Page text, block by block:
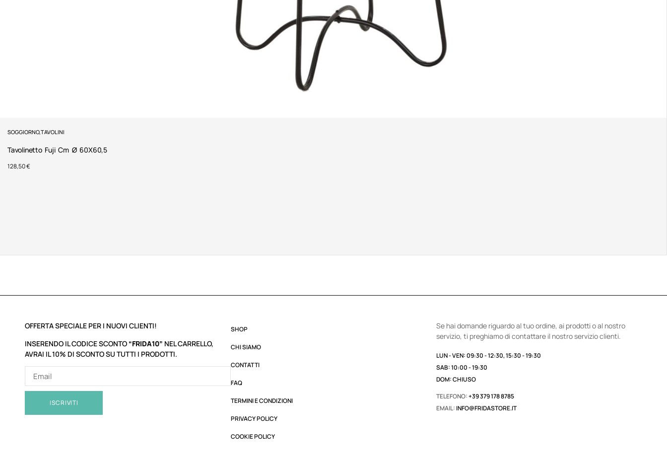
SOGGIORNO,TAVOLINI
Tavolinetto Fuji Cm Ø 60X60,5
128,50€
OFFERTA SPECIALE PER I NUOVI CLIENTI!
INSERENDO IL CODICE SCONTO “FRIDA10” NEL CARRELLO,
AVRAI IL 10% DI SCONTO SU TUTTI I PRODOTTI.
ISCRIVITI
SHOP
CHI SIAMO
CONTATTI
FAQ
TERMINI E CONDIZIONI
PRIVACY POLICY
COOKIE POLICY
Se hai domande riguardo al tuo ordine, ai prodotti o al nostro
servizio, ti preghiamo di contattare il nostro servizio clienti.
LUN - VEN: 09:30 - 12:30, 15:30 - 19:30
SAB: 10:00 - 19:30
DOM: CHIUSO
TELEFONO:+39 379 178 8785
EMAIL: INFO@FRIDASTORE.IT